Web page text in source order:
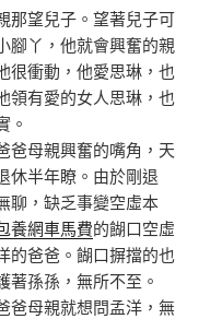
望兒子。望著兒子可
腳丫，他就會興奮的親
很衝動，他愛思琳，也
領有愛的女人思琳，也
。
母親興奮的嘴角，天
休半年瞭。由於剛退
聊，缺乏事變空虛本
養網車馬費的餬口空虛
的爸爸。餬口摒擋的也
著孫孫，無所不至。
母親就想問孟洋，無